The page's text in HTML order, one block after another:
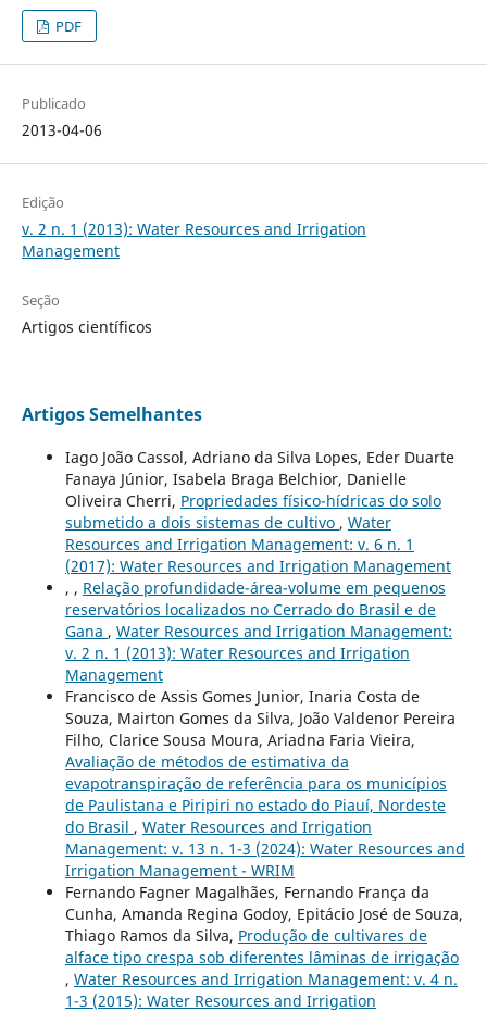
PDF
Publicado
2013-04-06
Edição
v. 2 n. 1 (2013): Water Resources and Irrigation
Management
Seção
Artigos científicos
Artigos Semelhantes
Iago João Cassol, Adriano da Silva Lopes, Eder Duarte
Fanaya Júnior, Isabela Braga Belchior, Danielle
Oliveira Cherri, Propriedades físico-hídricas do solo
submetido a dois sistemas de cultivo , Water
Resources and Irrigation Management: v. 6 n. 1
(2017): Water Resources and Irrigation Management
, , Relação profundidade-área-volume em pequenos
reservatórios localizados no Cerrado do Brasil e de
Gana , Water Resources and Irrigation Management:
v. 2 n. 1 (2013): Water Resources and Irrigation
Management
Francisco de Assis Gomes Junior, Inaria Costa de
Souza, Mairton Gomes da Silva, João Valdenor Pereira
Filho, Clarice Sousa Moura, Ariadna Faria Vieira,
Avaliação de métodos de estimativa da
evapotranspiração de referência para os municípios
de Paulistana e Piripiri no estado do Piauí, Nordeste
do Brasil , Water Resources and Irrigation
Management: v. 13 n. 1-3 (2024): Water Resources and
Irrigation Management - WRIM
Fernando Fagner Magalhães, Fernando França da
Cunha, Amanda Regina Godoy, Epitácio José de Souza,
Thiago Ramos da Silva, Produção de cultivares de
alface tipo crespa sob diferentes lâminas de irrigação
, Water Resources and Irrigation Management: v. 4 n.
1-3 (2015): Water Resources and Irrigation